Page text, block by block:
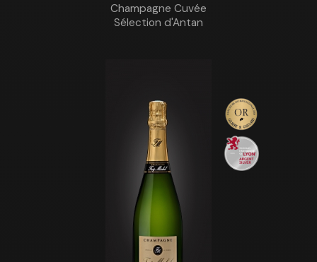
Champagne Cuvée
Sélection d'Antan